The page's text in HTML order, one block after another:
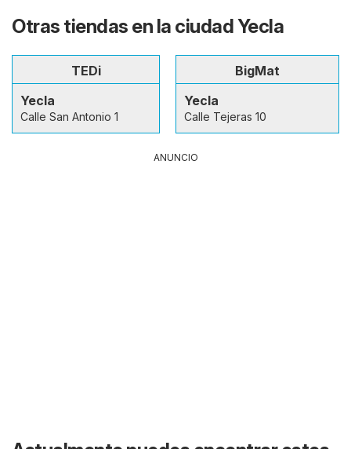
Otras tiendas en la ciudad Yecla
TEDi
Yecla
Calle San Antonio 1
BigMat
Yecla
Calle Tejeras 10
ANUNCIO